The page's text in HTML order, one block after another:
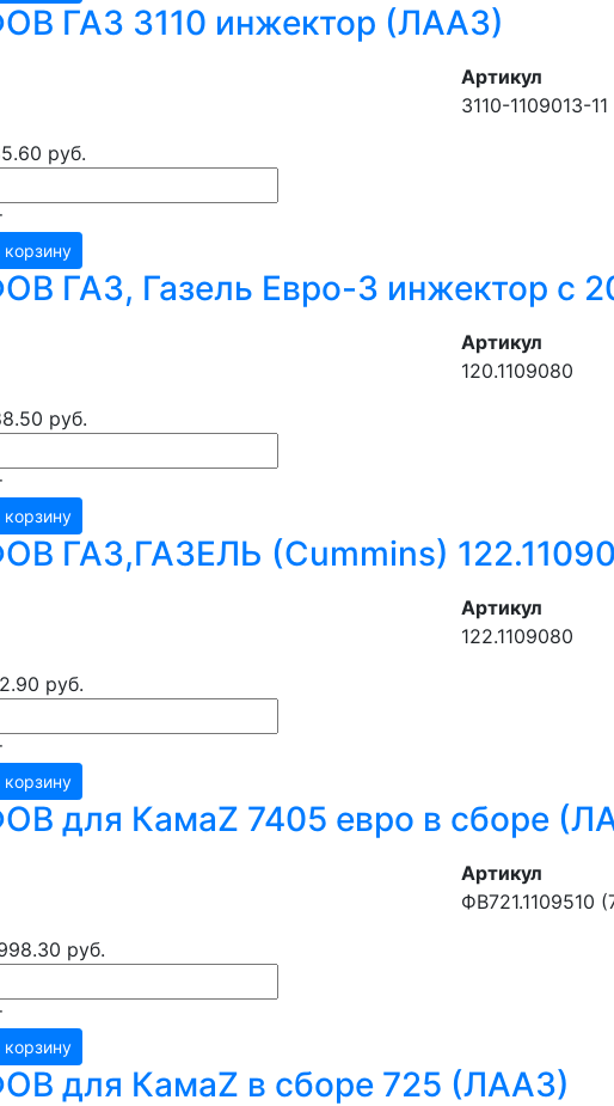
ГАЗ 3110 инжектор (ЛААЗ)
Артикул
3110-1109013-11
руб.
корзину
ГАЗ, Газель Евро-3 инжектор с
Артикул
120.1109080
руб.
корзину
ГАЗ,ГАЗЕЛЬ (Cummins)
Артикул
122.1109080
руб.
корзину
для КамаZ 7405 евро в сборе
Артикул
ФВ721.1109510
руб.
корзину
для КамаZ в сборе 725 (ЛААЗ)